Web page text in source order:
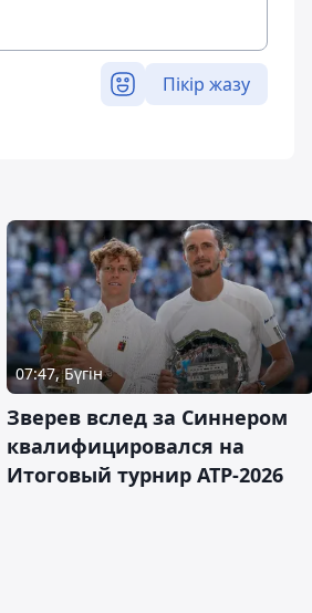
Пікір жазу
07:47, Бүгін
Зверев вслед за Синнером
квалифицировался на
Итоговый турнир ATP-2026